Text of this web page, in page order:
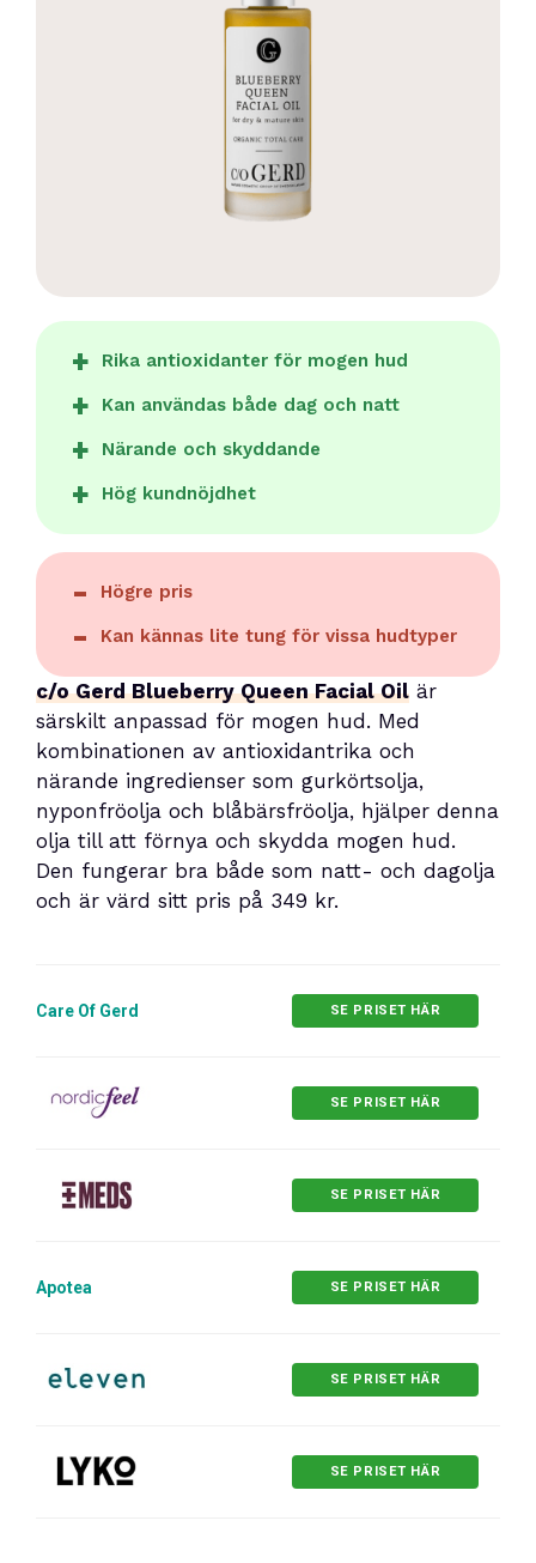
Rika antioxidanter för mogen hud
Kan användas både dag och natt
Närande och skyddande
Hög kundnöjdhet
Högre pris
Kan kännas lite tung för vissa hudtyper
c/o Gerd Blueberry Queen Facial Oil är
särskilt anpassad för mogen hud. Med
kombinationen av antioxidantrika och
närande ingredienser som gurkörtsolja,
nyponfröolja och blåbärsfröolja, hjälper denna
olja till att förnya och skydda mogen hud.
Den fungerar bra både som natt- och dagolja
och är värd sitt pris på 349 kr.
Care Of Gerd SE PRISET HÄR
SE PRISET HÄR
SE PRISET HÄR
Apotea SE PRISET HÄR
SE PRISET HÄR
SE PRISET HÄR